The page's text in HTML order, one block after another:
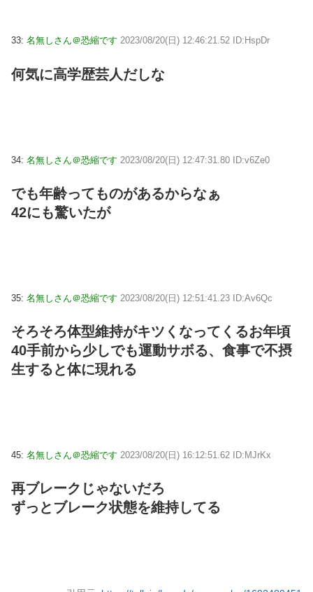
33: 名無しさん＠恐縮です 2023/08/20(日) 12:46:21.52 ID:HspDr
何気に高学歴芸人だしな
34: 名無しさん＠恐縮です 2023/08/20(日) 12:47:31.80 ID:v6Ze0
でも年齢ってものがあるからなぁ
42にも驚いたが
35: 名無しさん＠恐縮です 2023/08/20(日) 12:51:41.23 ID:Av6Qc
そろそろ体型維持がキツくなってくるお年頃
40手前から少しでも運動サボる、食事で不摂
生すると体に現れる
45: 名無しさん＠恐縮です 2023/08/20(日) 16:12:51.62 ID:MJrKx
再ブレークじゃないだろ
ずっとブレーク状態を維持してる